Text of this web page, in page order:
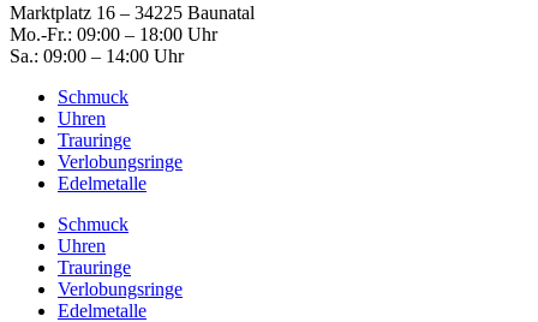
Marktplatz 16 – 34225 Baunatal
Mo.-Fr.: 09:00 – 18:00 Uhr
Sa.: 09:00 – 14:00 Uhr
Schmuck
Uhren
Trauringe
Verlobungsringe
Edelmetalle
Schmuck
Uhren
Trauringe
Verlobungsringe
Edelmetalle